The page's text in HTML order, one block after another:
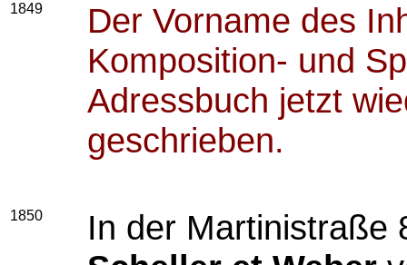
1849
Der Vorname des
Komposition- und
Adressbuch jetzt
geschrieben.
1850
In der Martinistraße